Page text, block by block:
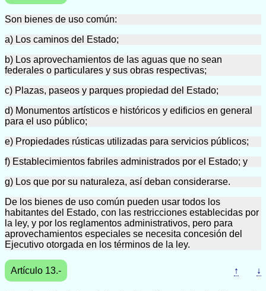
Son bienes de uso común:
a) Los caminos del Estado;
b) Los aprovechamientos de las aguas que no sean
federales o particulares y sus obras respectivas;
c) Plazas, paseos y parques propiedad del Estado;
d) Monumentos artísticos e históricos y edificios en general
para el uso público;
e) Propiedades rústicas utilizadas para servicios públicos;
f) Establecimientos fabriles administrados por el Estado; y
g) Los que por su naturaleza, así deban considerarse.
De los bienes de uso común pueden usar todos los
habitantes del Estado, con las restricciones establecidas por
la ley, y por los reglamentos administrativos, pero para
aprovechamientos especiales se necesita concesión del
Ejecutivo otorgada en los términos de la ley.
Artículo 13.- ↑ ↓